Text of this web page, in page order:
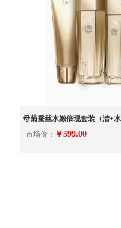
母菊蚕丝水嫩倍现套装（洁+
市场价： ￥599.00